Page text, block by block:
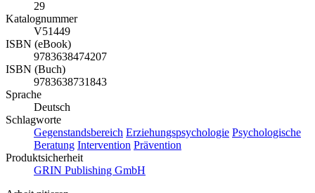
29
Katalognummer
V51449
ISBN (eBook)
9783638474207
ISBN (Buch)
9783638731843
Sprache
Deutsch
Schlagworte
Gegenstandsbereich Erziehungspsychologie Psychologische
Beratung Intervention Prävention
Produktsicherheit
GRIN Publishing GmbH